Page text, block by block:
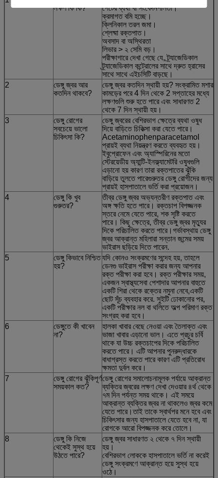
লক্ষণ কি কি?
পেটের ব্যথা বা সংবেদনশীলতা।
ক্রমাগত বমি হচ্ছে।
ক্লিনিকাল তরল জমা।
শ্লেষ্মা রক্তপাত।
অবসাদ বা অস্থিরতা
লিভার > ২ সেমি বড়।
পরীক্ষাগারে দেখা গেছে যে, ট্র্যাজেডিকাল
ট্র্যাজেডিকাল কন্ট্রোলের সাথে দ্রুত হ্রাসের
সাথে সাথে এইচসিটি বাড়ছে।
2
ডেঙ্গু জ্বর আর
কতদিন থাকবে?
ডেঙ্গু জ্বর কতদিন স্থায়ী হয়? সংক্রামিত মশার
কামড়ের পরে 4 দিন থেকে 2 সপ্তাহের মধ্যে
লক্ষণগুলি শুরু হতে পারে এবং সাধারণত 2
থেকে 7 দিন স্থায়ী হয়।
3
ডেঙ্গু রোগের
সবচেয়ে ভালো
চিকিৎসা কি?
ডেঙ্গু জ্বরের বেশিরভাগ ক্ষেত্রে ব্যথা ওষুধ
দিয়ে বাড়িতে চিকিত্সা করা যেতে পারে।
Acetaminophenparacetamol
প্রায়ই ব্যথা নিয়ন্ত্রণ করতে ব্যবহৃত হয়।
ইবুপ্রোফেন এবং অ্যাস্পিরিনের মতো
স্টেরয়েডীয় অ্যান্টি-ইনফ্ল্যামেটরি ওষুধগুলি
এড়ানো হয় কারণ তারা রক্তপাতের ঝুঁকি
বাড়িয়ে তুলতে পারেগুরুতর ডেঙ্গু রোগীদের জন্য
প্রায়ই হাসপাতালে ভর্তি করা প্রয়োজন।
4
ডেঙ্গু কি খুব
গুরুতর?
তীব্র ডেঙ্গু জ্বর অভ্যন্তরীণ রক্তপাত এবং
অঙ্গ ক্ষতি হতে পারে। রক্তচাপ বিপজ্জনক
স্তরে নেমে যেতে পারে, শক সৃষ্টি করতে
পারে। কিছু ক্ষেত্রে, তীব্র ডেঙ্গু জ্বর মৃত্যুর
দিকে পরিচালিত করতে পারে।গর্ভাবস্থায় ডেঙ্গু
জ্বর আক্রান্ত মহিলারা সন্তান জন্মের সময়
ভাইরাস ছড়িয়ে দিতে পারেন.
5
ডেঙ্গু কিভাবে নিশ্চিত
হয়?
যদি কোনও সংক্রমণের সন্দেহ হয়, তাহলে
ডেনগু ভাইরাস পরীক্ষা করার জন্য আপনার
রক্ত পরীক্ষা করা হবে। রক্ত পরীক্ষার সময়,
একজন স্বাস্থ্যসেবা পেশাদার আপনার বাহুতে
একটি শিরা থেকে রক্তের নমুনা নেবে,একটি
ছোট সূঁচ ব্যবহার করে. সুইটি ঢোকানোর পর,
একটি পরীক্ষার নল বা থলিতে অল্প পরিমাণ রক্ত
সংগ্রহ করা হবে।
6
ডেঙ্গুতে কী খাবেন
না?
হালকা খাবার বেছে নেওয়া এবং তৈলাক্ত এবং
ভাজা খাবার এড়ানো ভাল। এতে প্রচুর চর্বি
থাকে যা উচ্চ রক্তচাপের দিকে পরিচালিত
করতে পারে। এটি আপনার পুনরুদ্ধারকে
বাধাগ্রস্ত করতে পারে কারণ এটি প্রতিরোধ
ক্ষমতা দুর্বল করে।
7
ডেঙ্গু রোগের ঝুঁকিপূর্ণ
সময়কাল কত?
ডেঙ্গু রোগের সমালোচনামূলক পর্যায়ে আক্রান্ত
ব্যক্তির জ্বরের লক্ষণ দেখা দেওয়ার ৪র্থ থেকে
৭ম দিন পর্যন্ত সময় থাকে। এই সময়ে
আক্রান্ত ব্যক্তির জ্বর না থাকলেও জ্বর কমে
যেতে পারে।তাই তাকে স্বার্থপর মনে হবে এবং
চিকিৎসার জন্য হাসপাতালে যেতে হবে না, যা
রোগকে আরো বিপজ্জনক করে তোলে।
8
ডেঙ্গু কি নিজে
থেকেই সুস্থ হয়ে
উঠতে পারে?
ডেঙ্গু জ্বর সাধারণত ২ থেকে ৭ দিন স্থায়ী
হয়।
বেশিরভাগ লোককে হাসপাতালে ভর্তি না করেই
ডেঙ্গু সংক্রমণে আক্রান্ত হয়ে সুস্থ হয়ে
ওঠে।